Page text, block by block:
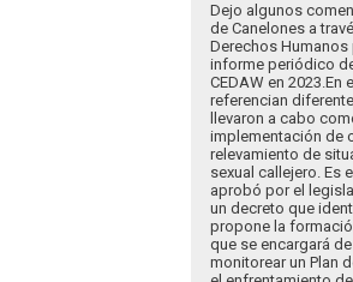
Dejo algunos
de Canelones a
Derechos Humanos
informe periódico
CEDAW en 2023.En
referencian
llevaron a cabo
implementación de
relevamiento de
sexual callejero. Es
aprobó por el
un decreto que
propone la
que se encargará
monitorear un Plan